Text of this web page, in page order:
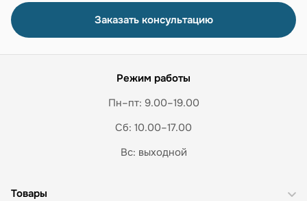
Заказать консультацию
Режим работы
Пн–пт: 9.00–19.00
Сб: 10.00–17.00
Вс: выходной
Товары